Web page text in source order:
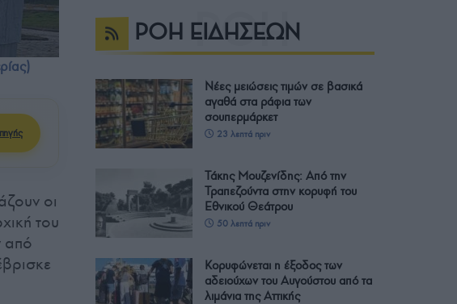
οι
του
από
ΡΟΗ ΕΙΔΗΣΕΩΝ
Νέες μειώσεις τιμών σε βασικά
αγαθά στα ράφια των
σουπερμάρκετ
23 λεπτά πριν
Τάκης Μουζενίδης: Από την
Τραπεζούντα στην κορυφή του
Εθνικού Θεάτρου
50 λεπτά πριν
Κορυφώνεται η έξοδος των
αδειούχων του Αυγούστου από τα
λιμάνια της Αττικής